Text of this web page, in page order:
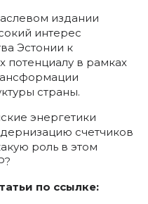
издании
интерес
Эстонии к
потенциалу в рамках
страны.
энергетики
счетчиков
роль в этом
по ссылке: